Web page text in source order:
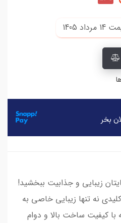
14 مرداد 1405
زیبایی و جذابیت ببخشید!
نه تنها زیبایی خاصی به
کیفیت ساخت بالا و دوام